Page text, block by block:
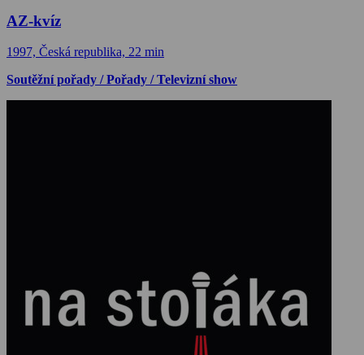
AZ-kvíz
1997, Česká republika, 22 min
Soutěžní pořady / Pořady / Televizní show